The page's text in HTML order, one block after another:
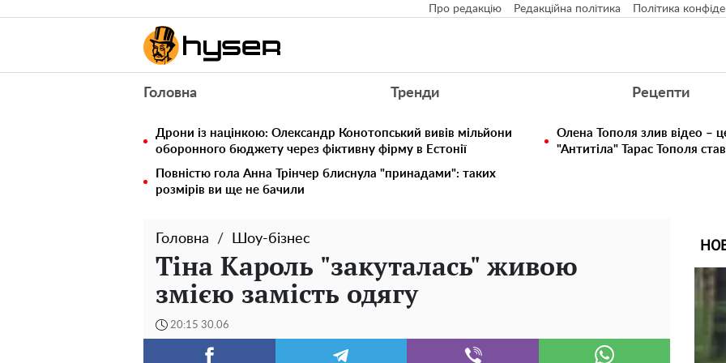
Про редакцію Редакційна політика Політика
Головна Тренди Рецепти
Дрони із націнкою: Олександр Конотопський вивів мільйони
оборонного бюджету через фіктивну фірму в Естонії
Олена Тополя злив відео –
"Антитіла" Тарас Тополя
Повністю гола Анна Трінчер блиснула "принадами": таких
розмірів ви ще не бачили
Головна Шоу-бізнес
Тіна Кароль "закуталась" живою
змією замість одягу
20:15 30.06